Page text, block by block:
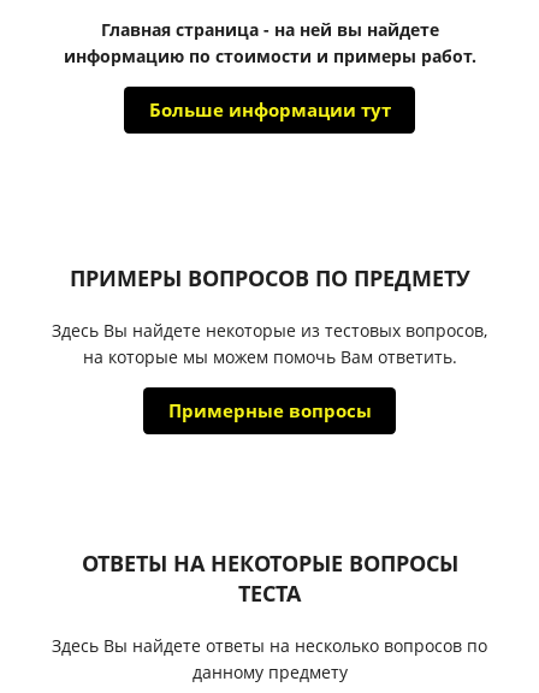
Главная страница - на ней вы найдете
информацию по стоимости и примеры работ.
Больше информации тут
ПРИМЕРЫ ВОПРОСОВ ПО ПРЕДМЕТУ
Здесь Вы найдете некоторые из тестовых вопросов,
на которые мы можем помочь Вам ответить.
Примерные вопросы
ОТВЕТЫ НА НЕКОТОРЫЕ ВОПРОСЫ
ТЕСТА
Здесь Вы найдете ответы на несколько вопросов по
данному предмету